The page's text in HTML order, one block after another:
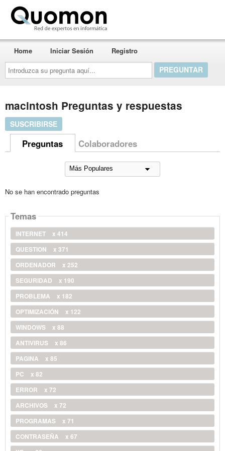
Introduzca
su
pregunta
aquí...
Home Iniciar Sesión Registro
macintosh Preguntas y respuestas
SUSCRIBIRSE
Preguntas Colaboradores
No se han encontrado preguntas
Temas
INTERNET
x 414
QUESTION
x 371
ORDENADOR
x 252
SEGURIDAD
x 190
PROBLEMA
x 182
OPTIMIZACIÓN
x 122
WINDOWS
x 88
ANTIVIRUS
x 86
PAGINA
x 85
PC
x 82
ERROR
x 72
ARCHIVOS
x 72
PROGRAMAS
x 71
CONTRASEÑA
x 67